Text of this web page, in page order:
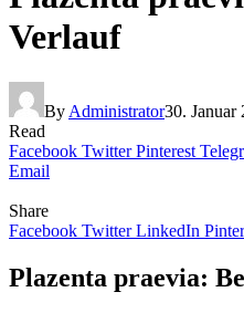
Verlauf
By Administrator30. Januar
Read
Facebook Twitter Pinterest
Email
Share
Facebook Twitter LinkedIn
Plazenta praevia: